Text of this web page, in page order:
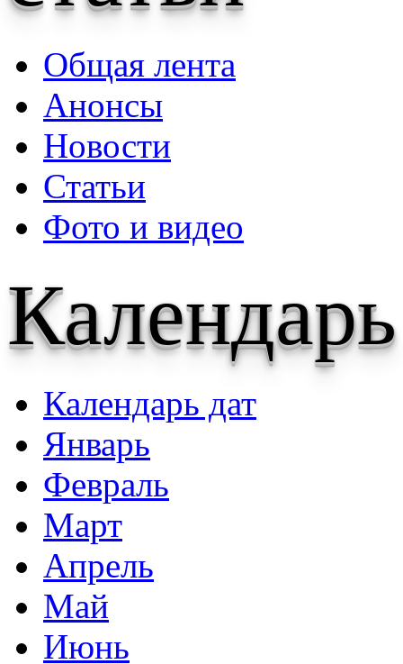
Общая лента
Анонсы
Новости
Статьи
Фото и видео
Календарь дат
Январь
Февраль
Март
Апрель
Май
Июнь